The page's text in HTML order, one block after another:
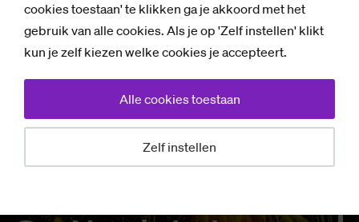
cookies toestaan' te klikken ga je akkoord met het
gebruik van alle cookies. Als je op 'Zelf instellen' klikt
kun je zelf kiezen welke cookies je accepteert.
Zelf instellen
Alle cookies toestaan